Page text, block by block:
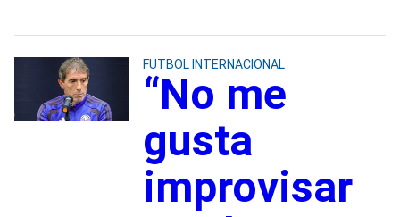
FUTBOL INTERNACIONAL
“No me
gusta
improvisar